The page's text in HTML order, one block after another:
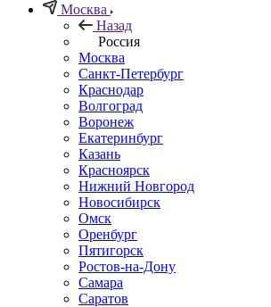
Москва
Назад
Россия
Москва
Санкт-Петербург
Краснодар
Волгоград
Воронеж
Екатеринбург
Казань
Красноярск
Нижний Новгород
Новосибирск
Омск
Оренбург
Пятигорск
Ростов-на-Дону
Самара
Саратов